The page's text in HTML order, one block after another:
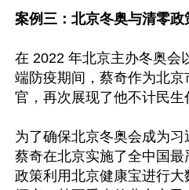
案例三：北京冬奥与清零政
在 2022 年北京主办冬奥会
端防疫期间，蔡奇作为北
官，再次展现了他不计民生
为了确保北京冬奥会成为习
蔡奇在北京实施了全中国最
政策利用北京健康宝进行大